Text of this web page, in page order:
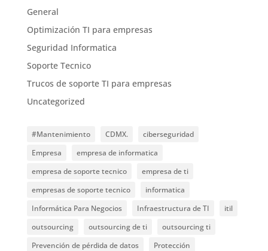
General
Optimización TI para empresas
Seguridad Informatica
Soporte Tecnico
Trucos de soporte TI para empresas
Uncategorized
#Mantenimiento CDMX.
ciberseguridad
Empresa
empresa de informatica
empresa de soporte tecnico
empresa de ti
empresas de soporte tecnico
informatica
Informática Para Negocios
Infraestructura de TI
itil
outsourcing
outsourcing de ti
outsourcing ti
Prevención de pérdida de datos
Protección